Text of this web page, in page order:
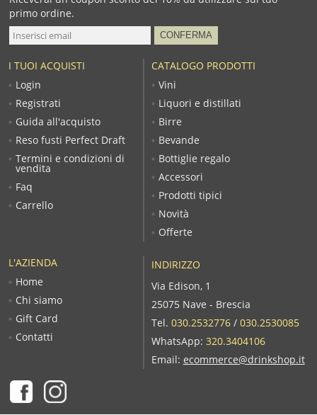
primo ordine.
L'AZIENDA
Home
Chi siamo
Gift Card
Contatti
CATALOGO PRODOTTI
Vini
Liquori e distillati
Birre
Bevande
Bottiglie regalo
Accessori
Prodotti tipici
Novità
Offerte
I TUOI ACQUISTI
Login
Registrati
Guida all'acquisto
Reso fusti Perfect Draft
Termini e condizioni di
vendita
Faq
Carrello
INDIRIZZO
Via Edison, 1
25075 Nave - Brescia
Tel. 030.2532776/ 030.2530085
WhatsApp: 320.3404106
Email: ecommerce@drinkshop.it